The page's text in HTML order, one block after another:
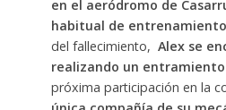
en el aeródromo de
habitual de
del fallecimiento, Alex se
realizando un
próxima participación en la